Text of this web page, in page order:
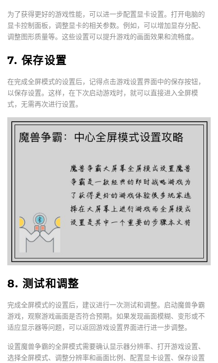
为了获得更好的游戏性能，可以进一步配置显卡设置。打开电脑的
显卡控制面板，调整显卡的相关参数。例如，可以增加显存分配、
调整图形质量等。这些设置可以提升游戏的画面效果和流畅度。
7. 保存设置
在完成全屏模式的设置后，记得点击游戏设置界面中的保存按钮，
以保存设置。这样，在下次启动游戏时，就可以直接进入全屏模
式，无需再次进行设置。
8. 测试和调整
完成全屏模式的设置后，建议进行一次测试和调整。启动魔兽争霸
游戏，观察游戏画面是否符合预期。如果发现画面模糊、变形或不
适应显示器等问题，可以返回游戏设置界面进行进一步调整。
设置魔兽争霸的全屏模式需要确认显示器分辨率、打开游戏设置、
选择全屏模式、调整分辨率和画面比例、配置显卡设置、保存设置